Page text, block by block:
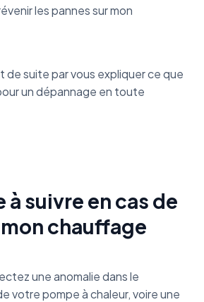
les pannes sur mon
de suite par vous expliquer ce que
un dépannage en toute
à suivre en cas de
chauffage
une anomalie dans le
votre pompe à chaleur, voire une